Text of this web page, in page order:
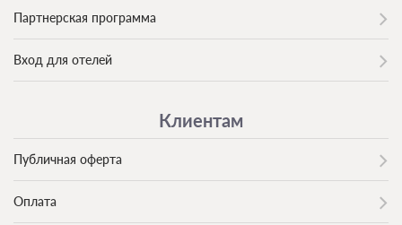
Партнерская программа
Вход для отелей
Клиентам
Публичная оферта
Оплата